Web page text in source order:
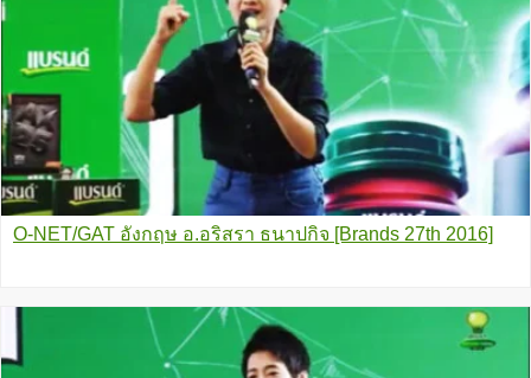
O-NET/GAT อังกฤษ อ.อริสรา ธนาปกิจ [Brands 27th 2016]